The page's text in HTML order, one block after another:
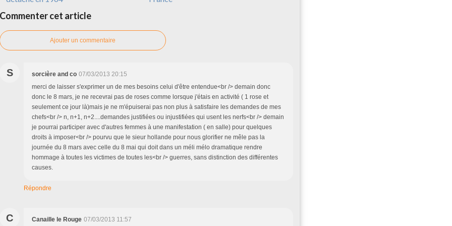
Commenter cet article
Ajouter un commentaire
S sorcière and co 07/03/2013 20:15
merci de laisser s'exprimer un de mes besoins celui d'être entendue<br /> demain donc
donc le 8 mars, je ne recevrai pas de roses comme lorsque j'étais en activité ( 1 rose et
seulement ce jour là)mais je ne m'épuiserai pas non plus à satisfaire les demandes de mes
chefs<br /> n, n+1, n+2....demandes justifiées ou injustifiées qui usent les nerfs<br /> demain
je pourrai participer avec d'autres femmes à une manifestation ( en salle) pour quelques
droits à imposer<br /> pourvu que le sieur hollande pour nous glorifier ne mêle pas la
journée du 8 mars avec celle du 8 mai qui doit dans un méli mélo dramatique rendre
hommage à toutes les victimes de toutes les<br /> guerres, sans distinction des différentes
causes.
Répondre
C Canaille le Rouge 07/03/2013 11:57